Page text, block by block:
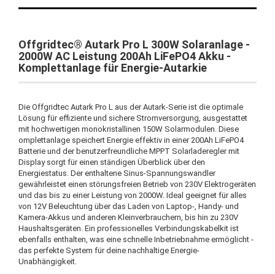
Offgridtec® Autark Pro L 300W Solaranlage -
2000W AC Leistung 200Ah LiFePO4 Akku -
Komplettanlage für Energie-Autarkie
Die Offgridtec Autark Pro L aus der Autark-Serie ist die optimale
Lösung für effiziente und sichere Stromversorgung, ausgestattet
mit hochwertigen monokristallinen 150W Solarmodulen. Diese
omplettanlage speichert Energie effektiv in einer 200Ah LiFePO4
Batterie und der benutzerfreundliche MPPT Solarladeregler mit
Display sorgt für einen ständigen Überblick über den
Energiestatus. Der enthaltene Sinus-Spannungswandler
gewährleistet einen störungsfreien Betrieb von 230V Elektrogeräten
und das bis zu einer Leistung von 2000W. Ideal geeignet für alles
von 12V Beleuchtung über das Laden von Laptop-, Handy- und
Kamera-Akkus und anderen Kleinverbrauchern, bis hin zu 230V
Haushaltsgeräten. Ein professionelles Verbindungskabelkit ist
ebenfalls enthalten, was eine schnelle Inbetriebnahme ermöglicht -
das perfekte System für deine nachhaltige Energie-
Unabhängigkeit.